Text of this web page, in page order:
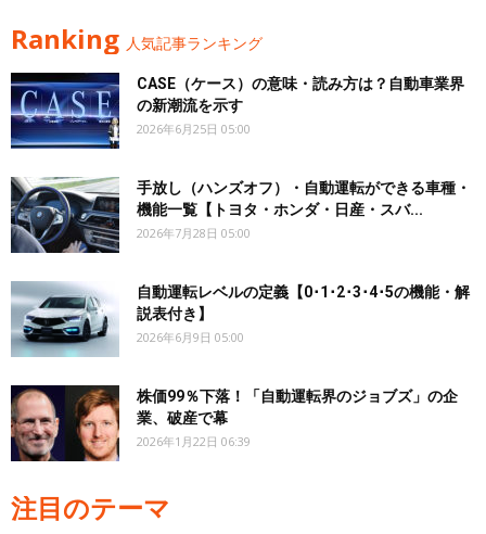
Ranking 人気記事ランキング
CASE（ケース）の意味・読み方は？自動車業界
の新潮流を示す
2026年6月25日 05:00
手放し（ハンズオフ）・自動運転ができる車種・
機能一覧【トヨタ・ホンダ・日産・スバ...
2026年7月28日 05:00
自動運転レベルの定義【0･1･2･3･4･5の機能・解
説表付き】
2026年6月9日 05:00
株価99％下落！「自動運転界のジョブズ」の企
業、破産で幕
2026年1月22日 06:39
注目のテーマ